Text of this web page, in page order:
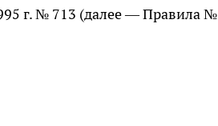
г. № 713 (далее — Правила №